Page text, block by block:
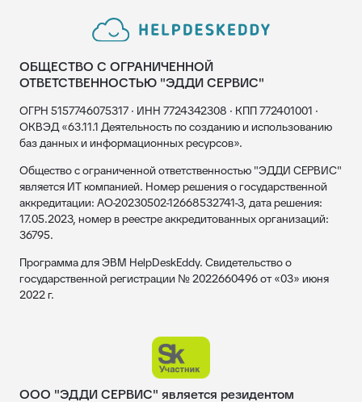
ОБЩЕСТВО С ОГРАНИЧЕННОЙ
ОТВЕТСТВЕННОСТЬЮ "ЭДДИ СЕРВИС"
ОГРН 5157746075317 · ИНН 7724342308 · КПП 772401001 ·
ОКВЭД «63.11.1 Деятельность по созданию и использованию
баз данных и информационных ресурсов».
Общество с ограниченной ответственностью "ЭДДИ СЕРВИС"
является ИТ компанией. Номер решения о государственной
аккредитации: АО-20230502-12668532741-3, дата решения:
17.05.2023, номер в реестре аккредитованных организаций:
36795.
Программа для ЭВМ HelpDeskEddy. Свидетельство о
государственной регистрации № 2022660496 от «03» июня
2022 г.
ООО "ЭДДИ СЕРВИС" является резидентом